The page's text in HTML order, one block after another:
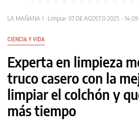
LA MAÑANA Limpiar 07 DE AGOSTO 2025 - 14:09
CIENCIA Y VIDA
Experta en limpieza
truco casero con la
limpiar el colchón y
más tiempo